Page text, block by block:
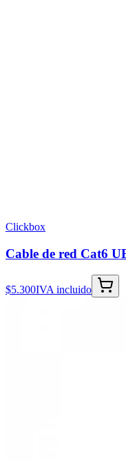
Clickbox
Cable de red Cat6
$5.300IVA incluido